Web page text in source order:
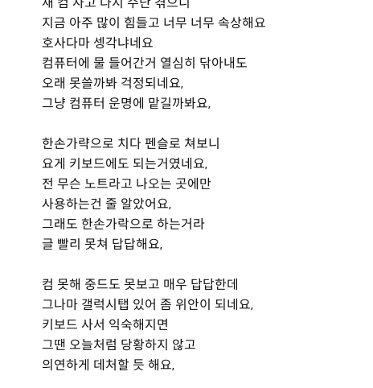
지금 아주 많이 힘들고 너무 너무 속상해요
호사다마 셍각냐네요
컴퓨터에 물 들어간거 열심히 닦아내도
오래 못쓸까봐 걱정되네요,
그냥 컴퓨터 운명에 맡길까봐요,
한손가략으로 치다 펜슬로 쳐보니
요게 키보드에도 되는거였네요,
전 무슨 노트라고 나오는 곳에만
사용하는건 줄 알았어요,
그래도 한손가락으로 하는거라
글 빨리 못쳐 답답해요,
컴 못해 중드도 못보고 매우 답답한데
그나마 갤럭시탭 있어 좀 위안이 되네요,
키보드 사서 익숙해지면
그땐 오늘처럼 당황하지 않고
의연하게 데처할 듯 해요,